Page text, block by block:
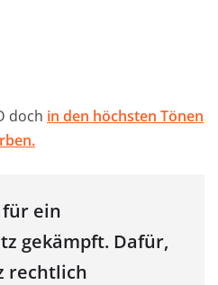
doch in den höchsten Tönen
ein
gekämpft. Dafür,
rechtlich